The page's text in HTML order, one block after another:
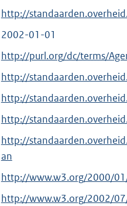
http://
2002-01-01
E
x
e
r
n
i
n
http://purl.org/dc/terms/
http://
http://
http://
http://
an
E
x
http://www.w3.org/2000/
E
http://www.w3.org/2002/